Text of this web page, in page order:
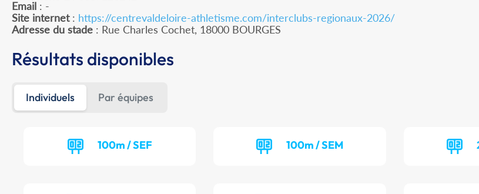
Email : -
Site internet: https://centrevaldeloire-athletisme.com/interclubs-regionaux-2026/
Adresse du stade : Rue Charles Cochet, 18000 BOURGES
Résultats disponibles
Individuels Par équipes
100m / SEF 100m / SEM